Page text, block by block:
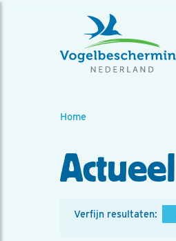
Home
Actueel
Verfijn resultaten: